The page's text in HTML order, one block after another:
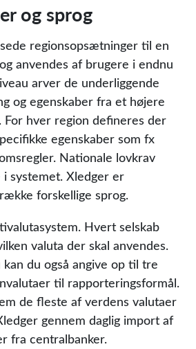
og sprog
regionsopsætninger til en
anvendes af brugere i endnu
arver de underliggende
og egenskaber fra et højere
For hver region defineres der
egenskaber som fx
Nationale lovkrav
systemet. Xledger er
forskellige sprog.
Hvert selskab
valuta der skal anvendes.
du også angive op til tre
til rapporteringsformål.
de fleste af verdens valutaer
gennem daglig import af
fra centralbanker.